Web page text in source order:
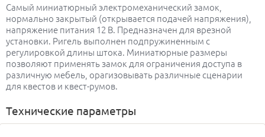
Самый миниатюрный электромеханический замок,
нормально закрытый (открывается подачей напряжения),
напряжение питания 12 В. Предназначен для врезной
установки. Ригель выполнен подпружиненным с
регулировкой длины штока. Миниатюрные размеры
позволяют применять замок для ограничения доступа в
различную мебель, орагизовывать различные сценарии
для квестов и квест-румов.
Технические параметры